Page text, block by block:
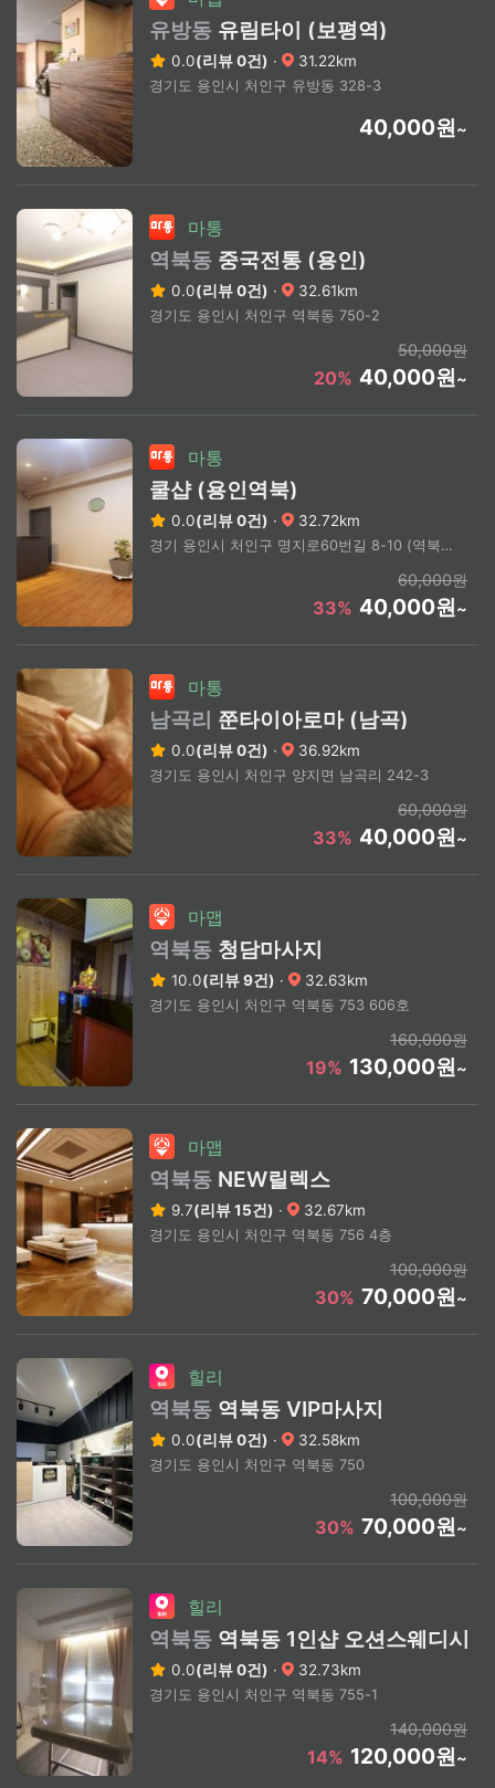
유방동 유림타이 (보평역)
0.0(리뷰 0건) · 31.22km
경기도 용인시 처인구 유방동 328-3
40,000원~
마통
역북동 중국전통 (용인)
0.0(리뷰 0건) · 32.61km
경기도 용인시 처인구 역북동 750-2
50,000원
20% 40,000원~
마통
쿨샵 (용인역북)
0.0(리뷰 0건) · 32.72km
경기 용인시 처인구 명지로60번길 8-10 (역북동)
60,000원
33% 40,000원~
마통
남곡리 쭌타이아로마 (남곡)
0.0(리뷰 0건) · 36.92km
경기도 용인시 처인구 양지면 남곡리 242-3
60,000원
33% 40,000원~
마맵
역북동 청담마사지
10.0(리뷰 9건) · 32.63km
경기도 용인시 처인구 역북동 753 606호
160,000원
19% 130,000원~
마맵
역북동 NEW릴렉스
9.7(리뷰 15건) · 32.67km
경기도 용인시 처인구 역북동 756 4층
100,000원
30% 70,000원~
힐리
역북동 역북동 VIP마사지
0.0(리뷰 0건) · 32.58km
경기도 용인시 처인구 역북동 750
100,000원
30% 70,000원~
힐리
역북동 역북동 1인샵 오션스웨디시
0.0(리뷰 0건) · 32.73km
경기도 용인시 처인구 역북동 755-1
140,000원
14% 120,000원~